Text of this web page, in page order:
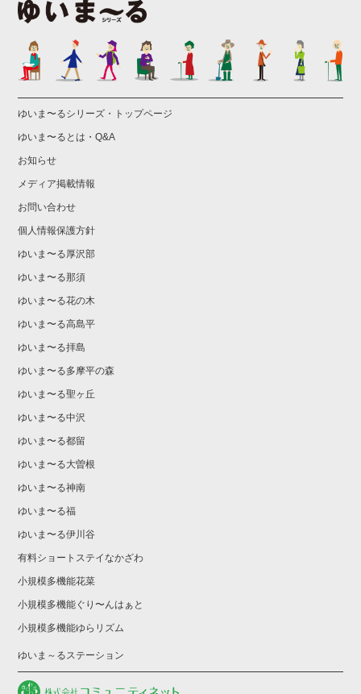
ゆいま〜るシリーズ・トップページ
ゆいま〜るとは・Q&A
お知らせ
メディア掲載情報
お問い合わせ
個人情報保護方針
ゆいま〜る厚沢部
ゆいま〜る那須
ゆいま〜る花の木
ゆいま〜る高島平
ゆいま〜る拝島
ゆいま〜る多摩平の森
ゆいま〜る聖ヶ丘
ゆいま〜る中沢
ゆいま〜る都留
ゆいま〜る大曽根
ゆいま〜る神南
ゆいま〜る福
ゆいま〜る伊川谷
有料ショートステイなかざわ
小規模多機能花菜
小規模多機能ぐり〜んはぁと
小規模多機能ゆらリズム
ゆいま～るステーション